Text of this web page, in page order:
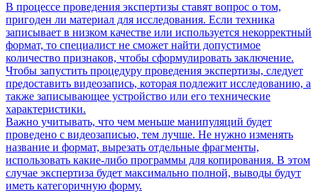
В процессе проведения экспертизы ставят вопрос о том,
пригоден ли материал для исследования. Если техника
записывает в низком качестве или используется некорректный
формат, то специалист не сможет найти допустимое
количество признаков, чтобы сформулировать заключение.
Чтобы запустить процедуру проведения экспертизы, следует
предоставить видеозапись, которая подлежит исследованию, а
также записывающее устройство или его технические
характеристики.
Важно учитывать, что чем меньше манипуляций будет
проведено с видеозаписью, тем лучше. Не нужно изменять
название и формат, вырезать отдельные фрагменты,
использовать какие-либо программы для копирования. В этом
случае экспертиза будет максимально полной, выводы будут
иметь категоричную форму.